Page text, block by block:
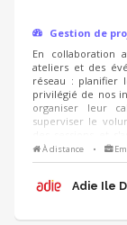
Gestion de
En collaboration
ateliers et des
réseau : planifier
privilégié de nos
organiser leur
superviser le
informations. -
satisfaction des
trimestre à l’autre.
À distance •
Adie Ile